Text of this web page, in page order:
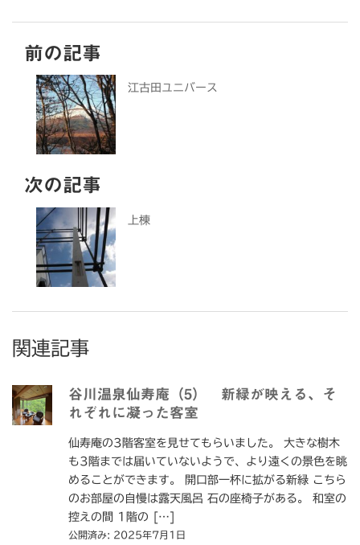
前の記事
江古田ユニバース
次の記事
上棟
関連記事
谷川温泉仙寿庵（5） 新緑が映える、そ
れぞれに凝った客室
仙寿庵の3階客室を見せてもらいました。 大きな樹木
も3階までは届いていないようで、より遠くの景色を眺
めることができます。 開口部一杯に拡がる新緑 こちら
のお部屋の自慢は露天風呂 石の座椅子がある。 和室の
控えの間 1階の […]
公開済み: 2025年7月1日